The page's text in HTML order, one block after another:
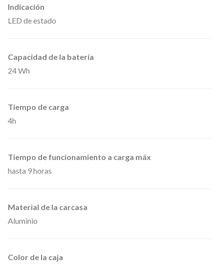
Indicación
LED de estado
Capacidad de la batería
24 Wh
Tiempo de carga
4h
Tiempo de funcionamiento a carga máx
hasta 9 horas
Material de la carcasa
Aluminio
Color de la caja